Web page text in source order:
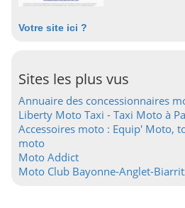
Votre site ici ?
Sites les plus vus
Annuaire des concessionnaires
Liberty Moto Taxi - Taxi Moto à
Accessoires moto : Equip' Moto,
moto
Moto Addict
Moto Club Bayonne-Anglet-